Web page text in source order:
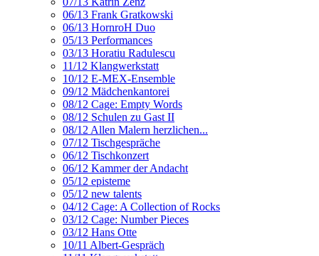
06/13 Frank Gratkowski
06/13 HornroH Duo
05/13 Performances
03/13 Horatiu Radulescu
11/12 Klangwerkstatt
10/12 E-MEX-Ensemble
09/12 Mädchenkantorei
08/12 Cage: Empty Words
08/12 Schulen zu Gast II
08/12 Allen Malern herzlichen...
07/12 Tischgespräche
06/12 Tischkonzert
06/12 Kammer der Andacht
05/12 episteme
05/12 new talents
04/12 Cage: A Collection of Rocks
03/12 Cage: Number Pieces
03/12 Hans Otte
10/11 Albert-Gespräch